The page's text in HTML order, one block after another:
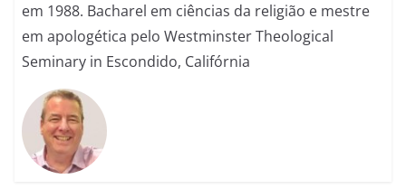
em 1988. Bacharel em ciências da religião e mestre
em apologética pelo Westminster Theological
Seminary in Escondido, Califórnia